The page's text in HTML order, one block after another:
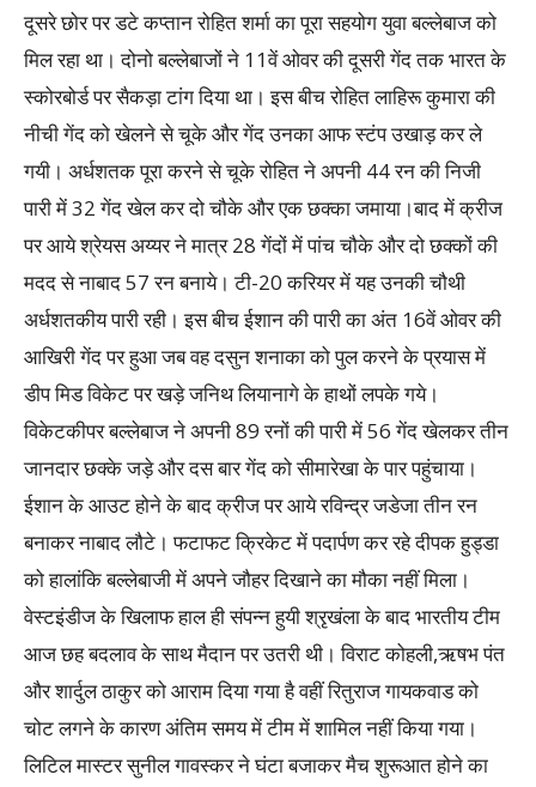
दूसरे छोर पर डटे कप्तान रोहित शर्मा का पूरा सहयोग युवा बल्लेबाज को
मिल रहा था। दोनो बल्लेबाजों ने 11वें ओवर की दूसरी गेंद तक भारत के
स्कोरबोर्ड पर सैकड़ा टांग दिया था। इस बीच रोहित लाहिरू कुमारा की
नीची गेंद को खेलने से चूके और गेंद उनका आफ स्टंप उखाड़ कर ले
गयी। अर्धशतक पूरा करने से चूके रोहित ने अपनी 44 रन की निजी
पारी में 32 गेंद खेल कर दो चौके और एक छक्का जमाया।बाद में क्रीज
पर आये श्रेयस अय्यर ने मात्र 28 गेंदों में पांच चौके और दो छक्कों की
मदद से नाबाद 57 रन बनाये। टी-20 करियर में यह उनकी चौथी
अर्धशतकीय पारी रही। इस बीच ईशान की पारी का अंत 16वें ओवर की
आखिरी गेंद पर हुआ जब वह दसुन शनाका को पुल करने के प्रयास में
डीप मिड विकेट पर खड़े जनिथ लियानागे के हाथों लपके गये।
विकेटकीपर बल्लेबाज ने अपनी 89 रनों की पारी में 56 गेंद खेलकर तीन
जानदार छक्के जड़े और दस बार गेंद को सीमारेखा के पार पहुंचाया।
ईशान के आउट होने के बाद क्रीज पर आये रविन्द्र जडेजा तीन रन
बनाकर नाबाद लौटे। फटाफट क्रिकेट में पदार्पण कर रहे दीपक हुड्डा
को हालांकि बल्लेबाजी में अपने जौहर दिखाने का मौका नहीं मिला।
वेस्टइंडीज के खिलाफ हाल ही संपन्न हुयी श्रृखंला के बाद भारतीय टीम
आज छह बदलाव के साथ मैदान पर उतरी थी। विराट कोहली,ऋषभ पंत
और शार्दुल ठाकुर को आराम दिया गया है वहीं रितुराज गायकवाड को
चोट लगने के कारण अंतिम समय में टीम में शामिल नहीं किया गया।
लिटिल मास्टर सुनील गावस्कर ने घंटा बजाकर मैच शुरूआत होने का